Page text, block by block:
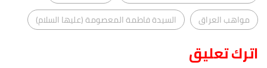
مواهب العراق
السيدة فاطمة المعصومة (عليها السلام)
اترك تعليق